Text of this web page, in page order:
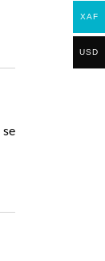
XAF
USD